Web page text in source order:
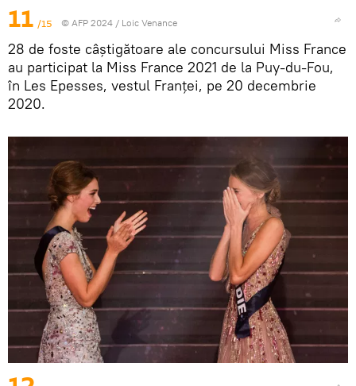
11 /15 © AFP 2024 / Loic Venance
28 de foste câștigătoare ale concursului Miss France
au participat la Miss France 2021 de la Puy-du-Fou,
în Les Epesses, vestul Franței, pe 20 decembrie
2020.